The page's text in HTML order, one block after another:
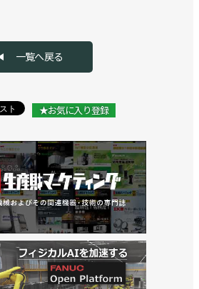
一覧へ戻る
★お気に入り登録